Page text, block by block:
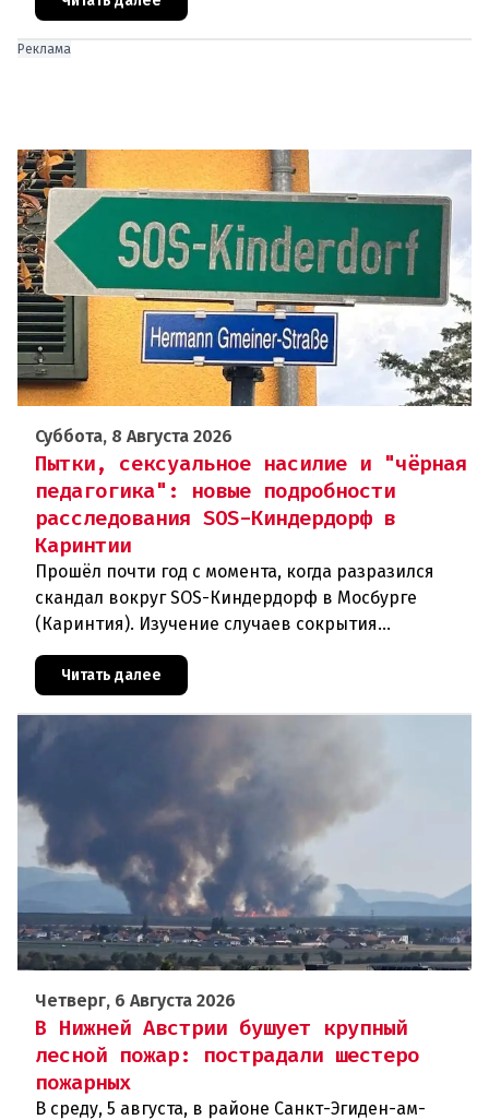
Реклама
Суббота, 8 Августа 2026
Пытки, сексуальное насилие и "чёрная
педагогика": новые подробности
расследования SOS-Киндердорф в
Каринтии
Прошёл почти год с момента, когда разразился
скандал вокруг SOS-Киндердорф в Мосбурге
(Каринтия). Изучение случаев сокрытия
масштабное расследование, которое продо
Читать далее
Четверг, 6 Августа 2026
В Нижней Австрии бушует крупный
лесной пожар: пострадали шестеро
пожарных
В среду, 5 августа, в районе Санкт-Эгиден-ам-